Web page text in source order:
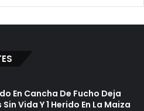
En Cancha De Fucho Deja
Vida Y 1 Herido En La Maiza